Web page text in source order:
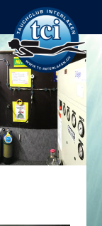
Tauchclub Interlaken